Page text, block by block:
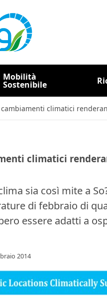
Mobilità
Sostenibile
cambiamenti climatici
climatici
sia così mite a
di febbraio di
essere adatti a
2014